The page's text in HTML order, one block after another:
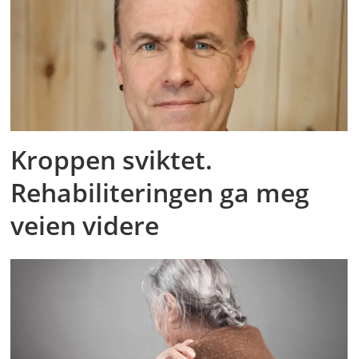
Kroppen sviktet.
Rehabiliteringen ga meg
veien videre